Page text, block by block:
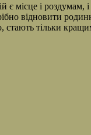
є місце і
відновити
тільки